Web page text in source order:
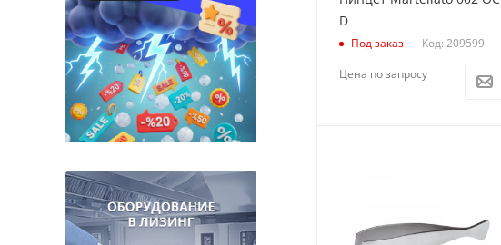
D
Под заказ Код: 209599
Цена по запросу